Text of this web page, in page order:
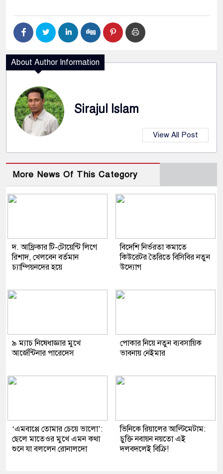
About Author Information
Sirajul Islam
View All Post
More News Of This Category
দ. আফ্রিকার টি-টোয়েন্টি লিগে
রিশাদ, খেলবেন বর্তমান
চ্যাম্পিয়নদের হয়ে
বিদেশি নির্ভরতা কমাতে
কিউরেটর তৈরিতে বিসিবির নতুন
উদ্যোগ
৯ ম্যাচ নিষেধাজ্ঞার মুখে
আর্জেন্টিনার পারেদেস
পোকার নিয়ে নতুন ব্যবসায়িক
ভাবনায় নেইমার
‘এমবাপ্পে তোমার চেয়ে ভালো’:
ছেলে মাতেওর মুখে এমন কথা
শুনে যা বললেন রোনালদো
ভিনিকে রিয়ালের আল্টিমেটাম:
চুক্তি নবায়ন নয়তো এই
দলবদলেই বিক্রি!